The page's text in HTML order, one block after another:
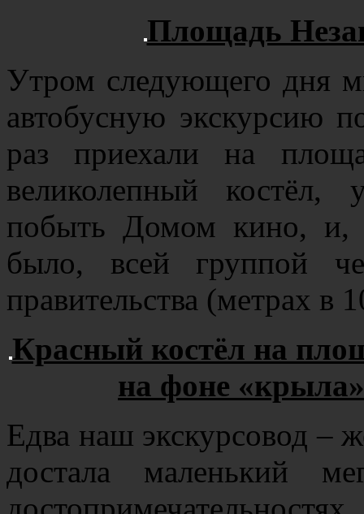
Площадь
Утром следующего дня
автобусную экскурсию
раз приехали на
великолепный
побыть Домом кино, и,
было, всей группой
правительства (метрах в
Красный костёл на
на фоне
Едва наш экскурсовод –
достала маленький